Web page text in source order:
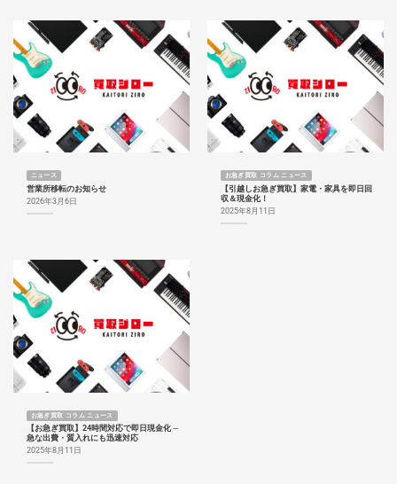
ニュース
営業所移転のお知らせ
2026年3月6日
お急ぎ買取 コラム ニュース
【引越しお急ぎ買取】家電・家具を即日回
収＆現金化！
2025年8月11日
お急ぎ買取 コラム ニュース
【お急ぎ買取】24時間対応で即日現金化 ─
急な出費・質入れにも迅速対応
2025年8月11日